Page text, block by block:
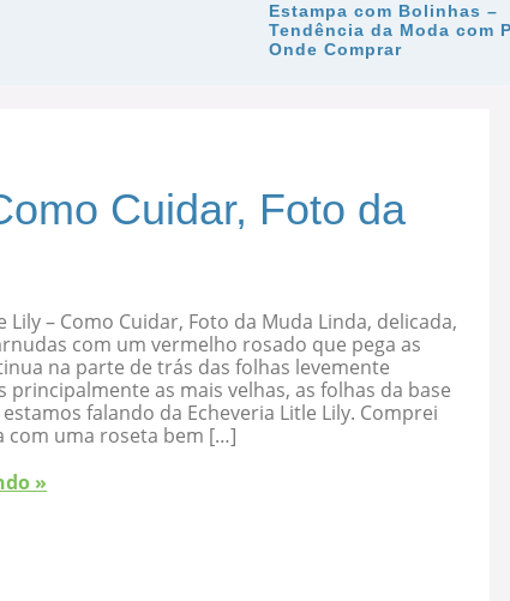
Estampa com Bolinhas –
Tendência da Moda com
Onde Comprar
Cuidar, Foto da
Lily – Como Cuidar, Foto da Muda Linda, delicada,
com um vermelho rosado que pega as
na parte de trás das folhas levemente
principalmente as mais velhas, as folhas da base
falando da Echeveria Litle Lily. Comprei
com uma roseta bem […]
»